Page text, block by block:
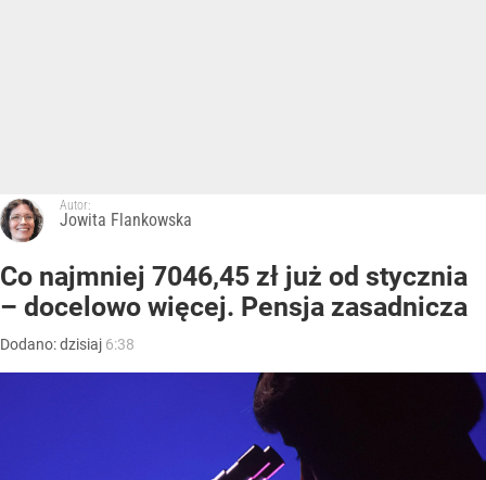
Autor:
Jowita Flankowska
Co najmniej 7046,45 zł już od stycznia
– docelowo więcej. Pensja zasadnicza
Dodano:dzisiaj 6:38